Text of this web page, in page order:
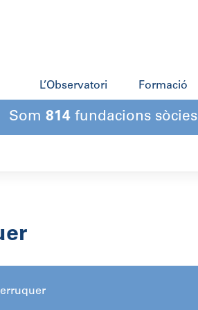
L’Observatori Formació
Som 814 fundacions sòcies